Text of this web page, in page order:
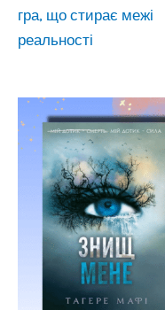
гра, що стирає межі
реальності